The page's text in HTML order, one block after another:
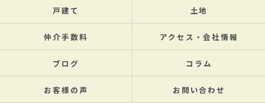
戸建て 土地
仲介手数料 アクセス・会社情報
ブログ コラム
お客様の声 お問い合わせ